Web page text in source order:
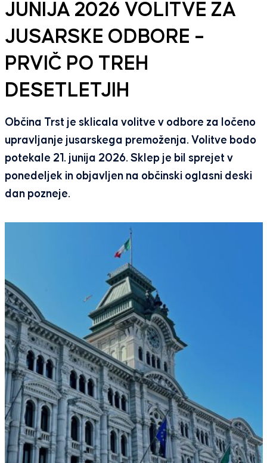
JUNIJA 2026 VOLITVE ZA
JUSARSKE ODBORE –
PRVIČ PO TREH
DESETLETJIH
Občina Trst je sklicala volitve v odbore za ločeno
upravljanje jusarskega premoženja. Volitve bodo
potekale 21. junija 2026. Sklep je bil sprejet v
ponedeljek in objavljen na občinski oglasni deski
dan pozneje.